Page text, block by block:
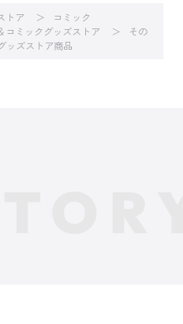
トア
コミック
コミックグッズストア
その
ッズストア商品